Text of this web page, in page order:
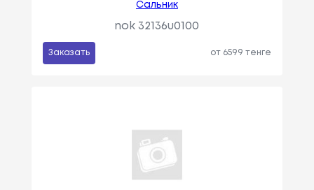
Сальник
nok 32136u0100
Заказать от 6599 тенге